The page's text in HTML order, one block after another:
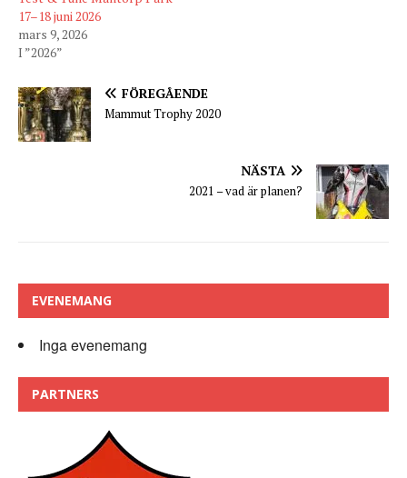
17–18 juni 2026
mars 9, 2026
I ”2026”
FÖREGÅENDE
Mammut Trophy 2020
NÄSTA
2021 – vad är planen?
EVENEMANG
Inga evenemang
PARTNERS